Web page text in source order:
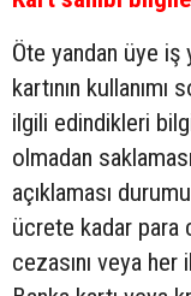
Öte yandan üye iş
kartının
ilgili edindikleri
olmadan
açıklaması
ücrete kadar para
cezasını veya